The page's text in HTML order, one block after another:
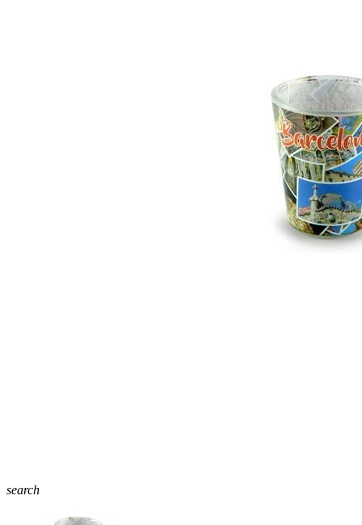
search